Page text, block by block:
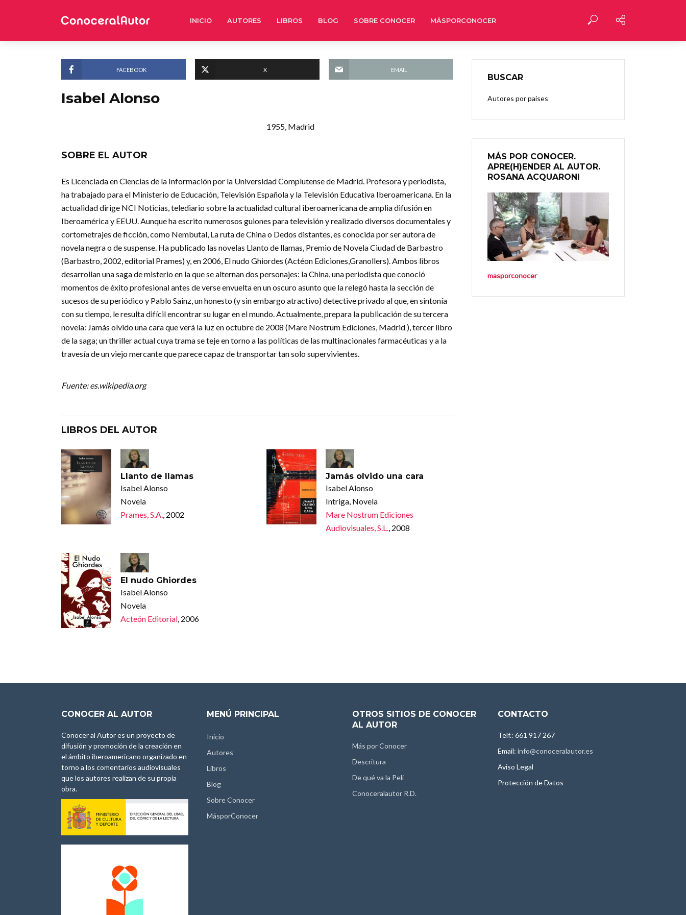
INICIO AUTORES LIBROS BLOG SOBRE CONOCER MÁSPORCONOCER
FACEBOOK X EMAIL
Isabel Alonso
1955, Madrid
SOBRE EL AUTOR
Es Licenciada en Ciencias de la Información por la Universidad Complutense de Madrid. Profesora y periodista,
ha trabajado para el Ministerio de Educación, Televisión Española y la Televisión Educativa Iberoamericana. En la
actualidad dirige NCI Noticias, telediario sobre la actualidad cultural iberoamericana de amplia difusión en
Iberoamérica y EEUU. Aunque ha escrito numerosos guiones para televisión y realizado diversos documentales y
cortometrajes de ficción, como Nembutal, La ruta de China o Dedos distantes, es conocida por ser autora de
novela negra o de suspense. Ha publicado las novelas Llanto de llamas, Premio de Novela Ciudad de Barbastro
(Barbastro, 2002, editorial Prames) y, en 2006, El nudo Ghiordes (Actéon Ediciones,Granollers). Ambos libros
desarrollan una saga de misterio en la que se alternan dos personajes: la China, una periodista que conoció
momentos de éxito profesional antes de verse envuelta en un oscuro asunto que la relegó hasta la sección de
sucesos de su periódico y Pablo Sainz, un honesto (y sin embargo atractivo) detective privado al que, en sintonía
con su tiempo, le resulta difícil encontrar su lugar en el mundo. Actualmente, prepara la publicación de su tercera
novela: Jamás olvido una cara que verá la luz en octubre de 2008 (Mare Nostrum Ediciones, Madrid ), tercer libro
de la saga; un thriller actual cuya trama se teje en torno a las políticas de las multinacionales farmacéuticas y a la
travesía de un viejo mercante que parece capaz de transportar tan solo supervivientes.
Fuente: es.wikipedia.org
LIBROS DEL AUTOR
Llanto de llamas
Isabel Alonso
Novela
Prames, S.A., 2002
Jamás olvido una cara
Isabel Alonso
Intriga, Novela
Mare Nostrum Ediciones
Audiovisuales, S.L., 2008
El nudo Ghiordes
Isabel Alonso
Novela
Acteón Editorial, 2006
BUSCAR
Autores por países
MÁS POR CONOCER.
APRE(H)ENDER AL AUTOR.
ROSANA ACQUARONI
masporconocer
CONOCER AL AUTOR
Conocer al Autor es un proyecto de
difusión y promoción de la creación en
el ámbito iberoamericano organizado en
torno a los comentarios audiovisuales
que los autores realizan de su propia
obra.
MENÚ PRINCIPAL
Inicio
Autores
Libros
Blog
Sobre Conocer
MásporConocer
OTROS SITIOS DE CONOCER
AL AUTOR
Más por Conocer
Descritura
De qué va la Peli
Conoceralautor R.D.
CONTACTO
Telf.: 661 917 267
Email: info@conoceralautor.es
Aviso Legal
Protección de Datos